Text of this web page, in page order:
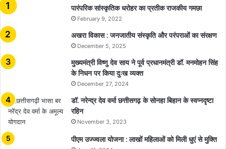
​​​​​​​पारंपरिक सांस्कृतिक धरोहर का प्रतीक राजकीय गमछा
February 9, 2022
अखरा विकास : जनजातीय संस्कृति और परंपराओं का संरक्षण
December 5, 2025
मुख्यमंत्री विष्णु देव साय ने पूर्व प्रधानमंत्री डॉ. मनमोहन सिंह
के निधन पर किया दुःख व्यक्त
December 27, 2024
डॉ. नरेन्द्र देव वर्मा छत्तीसगढ़ के सोनहा बिहान के स्वप्नदृष्टा
रहिन
November 3, 2023
पीएम उज्ज्वला योजना : लाखों महिलाओं को मिली धुएं से मुक्ति